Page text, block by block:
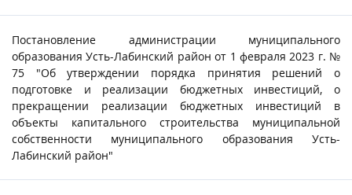
Постановление администрации муниципального
образования Усть-Лабинский район от 1 февраля 2023 г. №
75 "Об утверждении порядка принятия решений о
подготовке и реализации бюджетных инвестиций, о
прекращении реализации бюджетных инвестиций в
объекты капитального строительства муниципальной
собственности муниципального образования Усть-
Лабинский район"